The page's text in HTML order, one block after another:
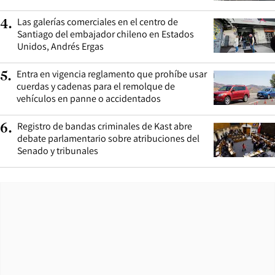
4. Las galerías comerciales en el centro de
Santiago del embajador chileno en Estados
Unidos, Andrés Ergas
5. Entra en vigencia reglamento que prohíbe usar
cuerdas y cadenas para el remolque de
vehículos en panne o accidentados
6. Registro de bandas criminales de Kast abre
debate parlamentario sobre atribuciones del
Senado y tribunales